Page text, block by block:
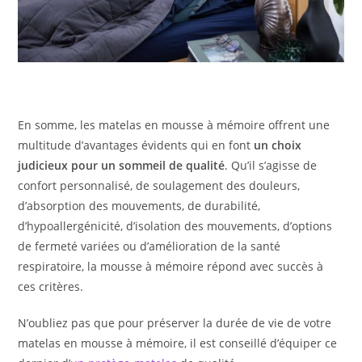
En somme, les matelas en mousse à mémoire offrent une
multitude d’avantages évidents qui en font un choix
judicieux pour un sommeil de qualité. Qu’il s’agisse de
confort personnalisé, de soulagement des douleurs,
d’absorption des mouvements, de durabilité,
d’hypoallergénicité, d’isolation des mouvements, d’options
de fermeté variées ou d’amélioration de la santé
respiratoire, la mousse à mémoire répond avec succès à
ces critères.
N’oubliez pas que pour préserver la durée de vie de votre
matelas en mousse à mémoire, il est conseillé d’équiper ce